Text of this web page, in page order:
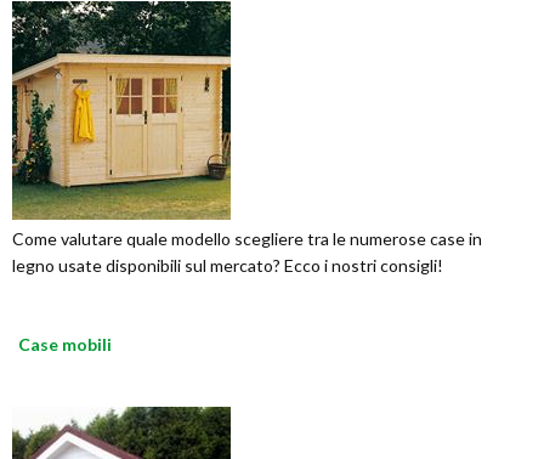
Come valutare quale modello scegliere tra le numerose case in
legno usate disponibili sul mercato? Ecco i nostri consigli!
Case mobili